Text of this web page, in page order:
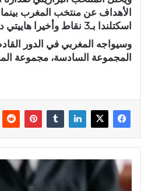
الأهداف عن منتخب المغرب
اسكتلندا بـ3 نقاط وأخيرا هاييتي دون نقاط.
وسيواجه المغربي في الدور
المجموعة السادسة، مجموعة